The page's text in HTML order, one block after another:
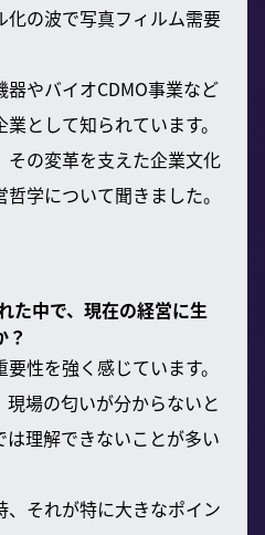
化の波で写真フィルム需要
やバイオCDMO事業など
として知られています。
の変革を支えた企業文化
学について聞きました。
た中で、現在の経営に生
？
性を強く感じています。
場の匂いが分からないと
理解できないことが多い
それが特に大きなポイン